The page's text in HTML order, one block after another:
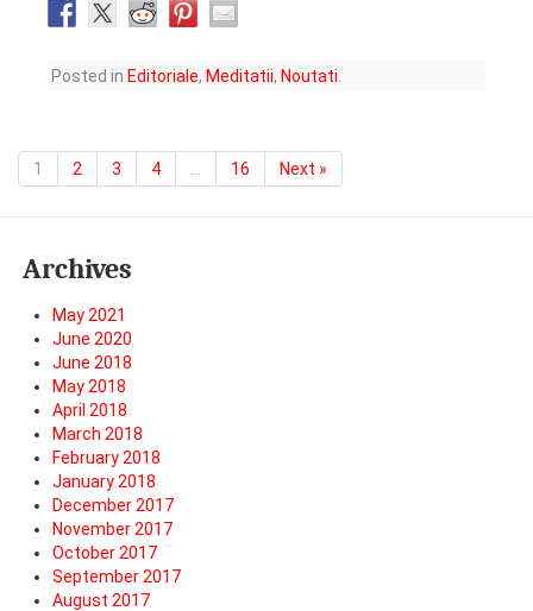
Posted in Editoriale, Meditatii, Noutati
1 2 3 4 16 Next »
Archives
May 2021
June 2020
June 2018
May 2018
April 2018
March 2018
February 2018
January 2018
December 2017
November 2017
October 2017
September 2017
August 2017